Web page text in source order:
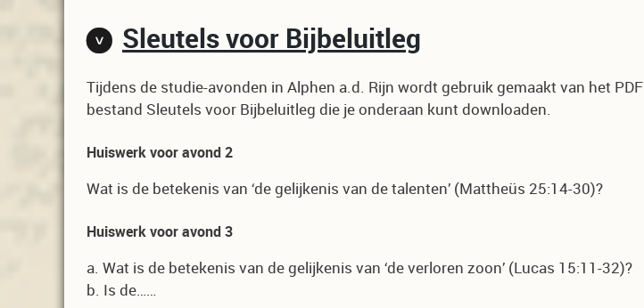
Sleutels voor Bijbeluitleg
Tijdens de studie-avonden in Alphen a.d. Rijn wordt gebruik gemaakt van het PDF
bestand Sleutels voor Bijbeluitleg die je onderaan kunt downloaden.
Huiswerk voor avond 2
Wat is de betekenis van ‘de gelijkenis van de talenten’ (Mattheüs 25:14-30)?
Huiswerk voor avond 3
a. Wat is de betekenis van de gelijkenis van ‘de verloren zoon’ (Lucas 15:11-32)?
b. Is de……